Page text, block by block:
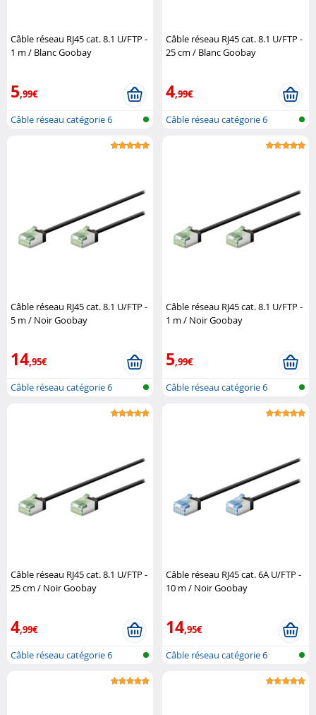
Câble réseau RJ45 cat. 8.1 U/FTP -
1 m / Blanc Goobay
5,99€
Câble réseau catégorie 6
Câble réseau RJ45 cat. 8.1 U/FTP -
25 cm / Blanc Goobay
4,99€
Câble réseau catégorie 6
Câble réseau RJ45 cat. 8.1 U/FTP -
5 m / Noir Goobay
14,95€
Câble réseau catégorie 6
Câble réseau RJ45 cat. 8.1 U/FTP -
1 m / Noir Goobay
5,99€
Câble réseau catégorie 6
Câble réseau RJ45 cat. 8.1 U/FTP -
25 cm / Noir Goobay
4,99€
Câble réseau catégorie 6
Câble réseau RJ45 cat. 6A U/FTP -
10 m / Noir Goobay
14,95€
Câble réseau catégorie 6